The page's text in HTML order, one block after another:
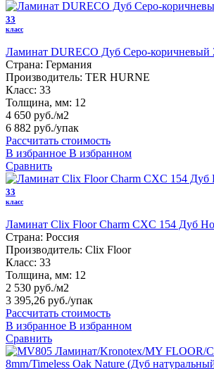
33
класс
Ламинат DURECO Дуб Серо-коричневый
Страна: Германия
Производитель: TER HURNE
Класс: 33
Толщина, мм: 12
4 650 руб./м2
6 882 руб./упак
Рассчитать стоимость
В избранное В избранном
Сравнить
33
класс
Ламинат Clix Floor Charm CXC 154 Дуб
Страна: Россия
Производитель: Clix Floor
Класс: 33
Толщина, мм: 12
2 530 руб./м2
3 395,26 руб./упак
Рассчитать стоимость
В избранное В избранном
Сравнить